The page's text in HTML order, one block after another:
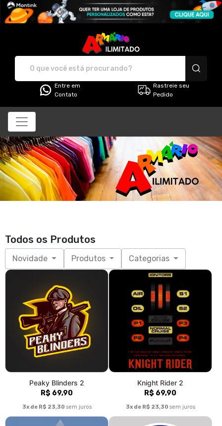
Entre em
Contato
Rastreie seu
Pedido
Todos os Produtos
Novidade Produtos Categorias
Peaky Blinders 2
R$ 69,90
3x de R$ 23,30 sem juros
Knight Rider 2
R$ 69,90
3x de R$ 23,30 sem juros